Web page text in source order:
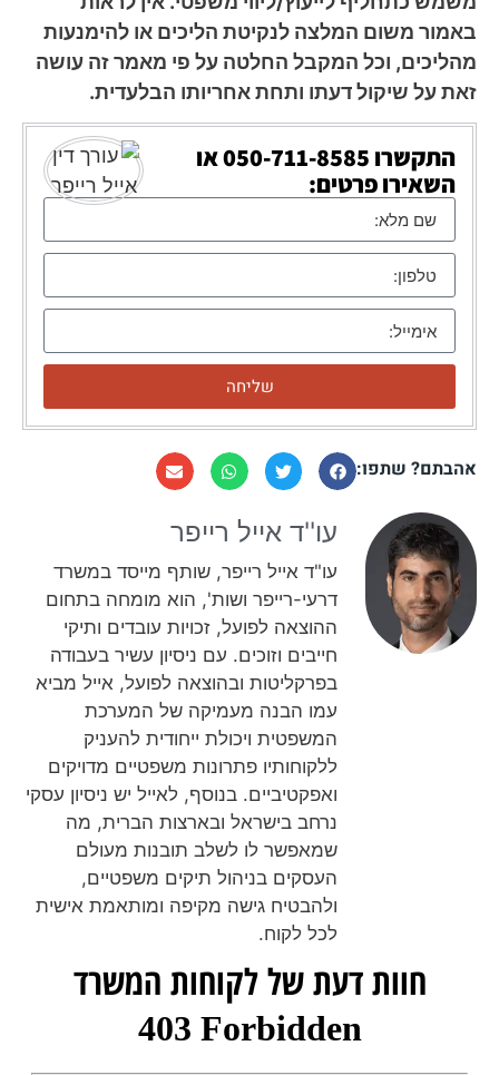
באמור משום המלצה לנקיטת הליכים או להימנעות
מהליכים, וכל המקבל החלטה על פי מאמר זה עושה
זאת על שיקול דעתו ותחת אחריותו הבלעדית.
התקשרו 050-711-8585או
השאירו פרטים:
שליחה
אהבתם? שתפו:
עו''ד אייל רייפר​
עו"ד אייל רייפר, שותף מייסד במשרד
דרעי-רייפר ושות', הוא מומחה בתחום
ההוצאה לפועל, זכויות עובדים ותיקי
חייבים וזוכים. עם ניסיון עשיר בעבודה
בפרקליטות ובהוצאה לפועל, אייל מביא
עמו הבנה מעמיקה של המערכת
המשפטית ויכולת ייחודית להעניק
ללקוחותיו פתרונות משפטיים מדויקים
ואפקטיביים. בנוסף, לאייל יש ניסיון עסקי
נרחב בישראל ובארצות הברית, מה
שמאפשר לו לשלב תובנות מעולם
העסקים בניהול תיקים משפטיים,
ולהבטיח גישה מקיפה ומותאמת אישית
לכל לקוח.
חוות דעת של לקוחות המשרד